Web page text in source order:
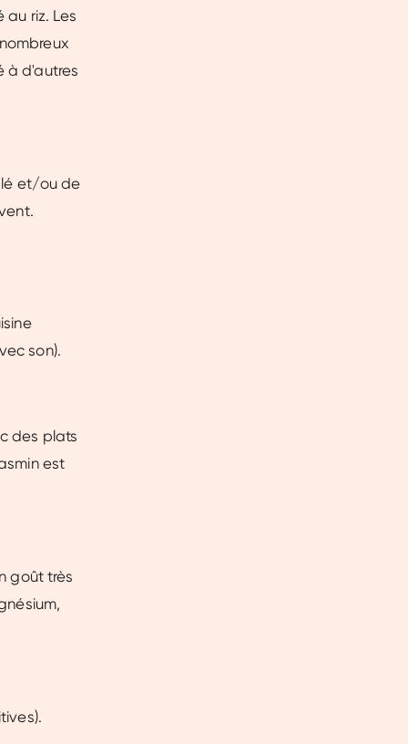
au riz. Les
à d'autres
et/ou de
son).
des plats
est
goût très